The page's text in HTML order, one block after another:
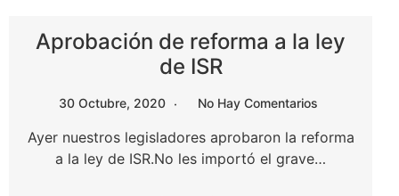
Aprobación de reforma a la ley
de ISR
30 Octubre, 2020 No Hay Comentarios
Ayer nuestros legisladores aprobaron la reforma
a la ley de ISR.No les importó el grave…